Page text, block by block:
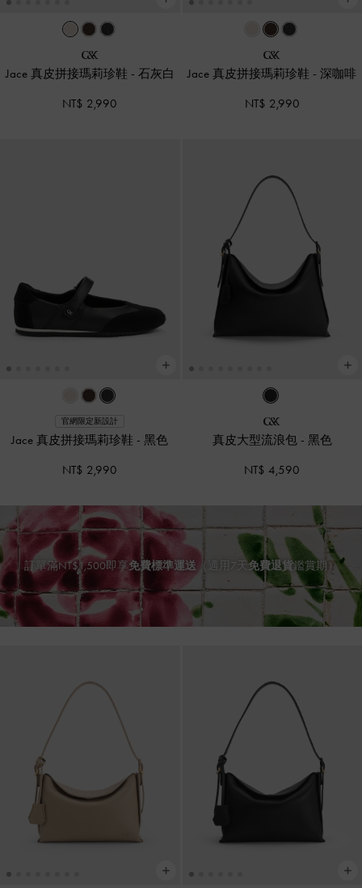
Jace 真皮拼接瑪莉珍鞋 - 石灰白
NT$ 2,990
Jace 真皮拼接瑪莉珍鞋 -深咖啡
NT$ 2,990
官網限定新設計
Jace 真皮拼接瑪莉珍鞋 -黑色
NT$ 2,990
真皮大型流浪包 - 黑色
NT$ 4,590
訂單滿NT$1,500即享免費標準運送 （適用7天免費退貨鑑賞期）